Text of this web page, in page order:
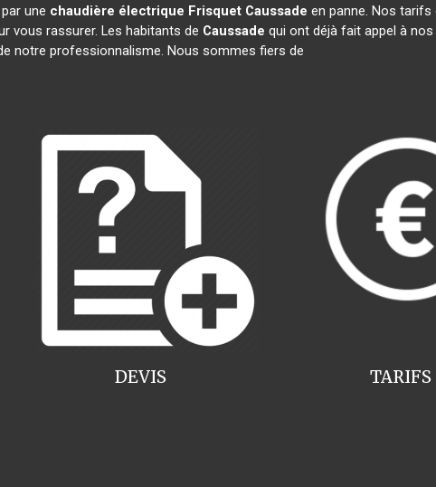
une chaudière électrique Frisquet Caussade en panne. Nos
vous rassurer. Les habitants de Caussade qui ont déjà fait appel à
notre professionnalisme. Nous sommes fiers de
TARIFS
DEVIS